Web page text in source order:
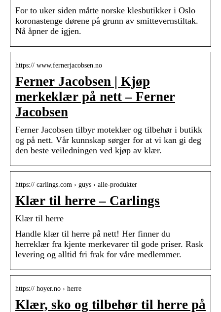
For to uker siden måtte norske klesbutikker i Oslo
koronastenge dørene på grunn av smittevernstiltak.
Nå åpner de igjen.
https:// www.fernerjacobsen.no
Ferner Jacobsen | Kjøp
merkeklær på nett – Ferner
Jacobsen
Ferner Jacobsen tilbyr moteklær og tilbehør i butikk
og på nett. Vår kunnskap sørger for at vi kan gi deg
den beste veiledningen ved kjøp av klær.
https:// carlings.com › guys › alle-produkter
Klær til herre – Carlings
Klær til herre
Handle klær til herre på nett! Her finner du
herreklær fra kjente merkevarer til gode priser. Rask
levering og alltid fri frak for våre medlemmer.
https:// hoyer.no › herre
Klær, sko og tilbehør til herre på